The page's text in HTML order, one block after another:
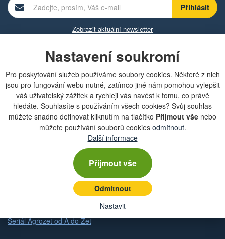
Nastavení soukromí
Pro poskytování služeb používáme soubory cookies. Některé z nich
jsou pro fungování webu nutné, zatímco jiné nám pomohou vylepšit
váš uživatelský zážitek a rychleji vás navést k tomu, co právě
hledáte. Souhlasíte s používáním všech cookies? Svůj souhlas
můžete snadno definovat kliknutím na tlačítko Přijmout vše nebo
můžete používání souborů cookies odmítnout.
Další informace
Přijmout vše
Odmítnout
Nastavit
Zobrazit aktuální newsletter
Rychlá navigace
Obchodní podmínky
Zásady ochrany osobních údajů (GDPR)
Nastavení cookies
Odstoupení od kupní smlouvy
Seriál Agrozet od A do Zet